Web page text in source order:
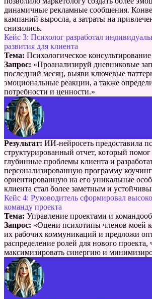
динамичные рекламные сообщения.
кампаний выросла, а затраты на
снизились.
Кейс 3: Психолог разработал
развития для клиента
Тема: Психологическое консультирование
Запрос: «Проанализируй дневниковые
последний месяц, выяви ключевые
эмоциональные реакции, а также
потребности и ценности.»
Результат: ИИ-нейросеть предоставила
структурированный отчет, который
глубинные проблемы клиента и
персонализированную программу
ориентированную на его уникальные
клиента стал более заметным и
Кейс 4: Руководитель сформировал
команду проекта
Тема: Управление проектами и
Запрос: «Оцени психотипы членов моей
их рабочих коммуникаций и предложи
распределение ролей для нового проекта,
максимизировать синергию и